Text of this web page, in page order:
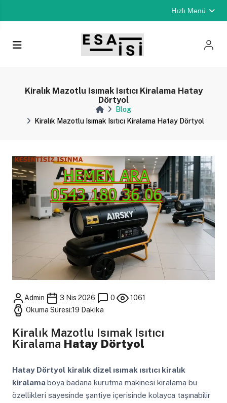
Hızlı Menü
Kiralık Mazotlu Isımak Isıtıcı Kiralama Hatay
Dörtyol
Blog
Kiralık Mazotlu Isımak Isıtıcı Kiralama Hatay Dörtyol
Admin 3 Nis 2026 0
1061
Okuma Süresi:19 Dakika
Kiralık Mazotlu Isımak Isıtıcı
Kiralama Hatay Dörtyol
Hatay Dörtyol kiralık dizel ısımak ısıtıcı kiralık
kiralamaboya badana kurutma makinesi kiralama bu
özellikleri sayesinde şantiye içerisinde kolayca taşınabilir